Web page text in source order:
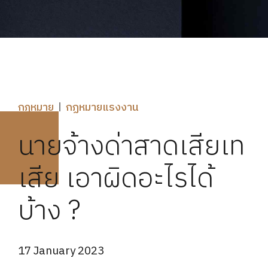
กฎหมาย กฏหมายแรงงาน
นายจ้างด่าสาดเสียเท
เสีย เอาผิดอะไรได้
บ้าง ?
17 January 2023